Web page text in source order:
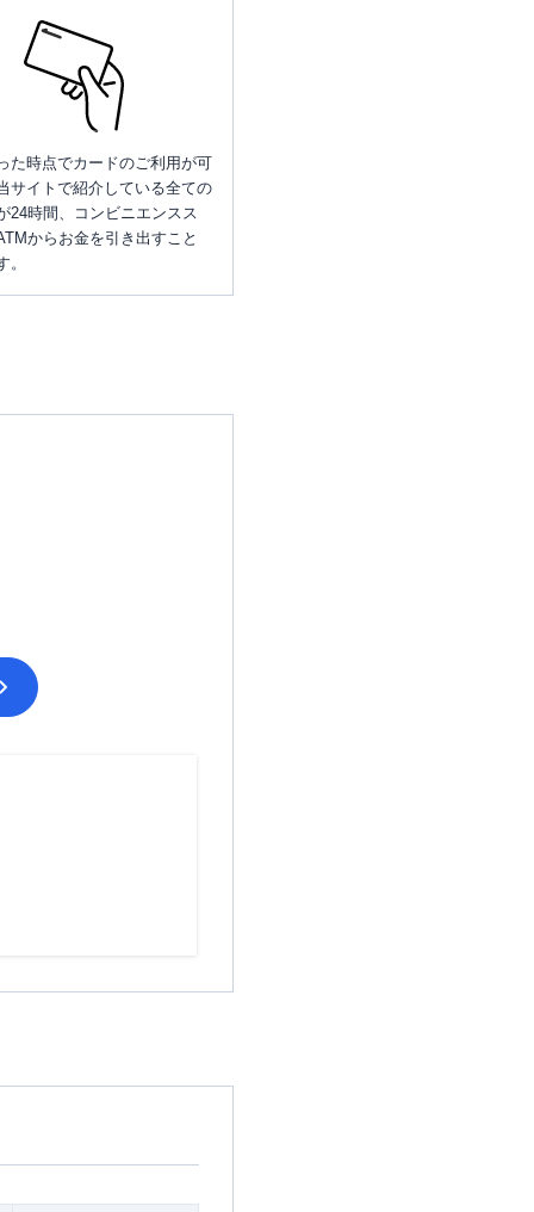
た時点でカードのご利用が可
サイトで紹介している全ての
24時間、コンビニエンスス
からお金を引き出すこと
。